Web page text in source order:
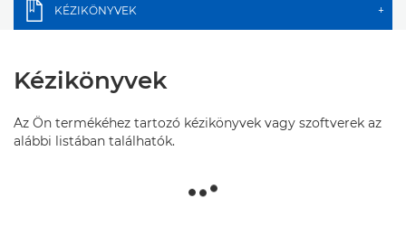
KÉZIKÖNYVEK +
Kézikönyvek
Az Ön termékéhez tartozó kézikönyvek vagy szoftverek az
alábbi listában találhatók.